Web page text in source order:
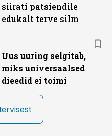
siirati patsiendile
edukalt terve silm
Uus uuring selgitab,
miks universaalsed
dieedid ei toimi